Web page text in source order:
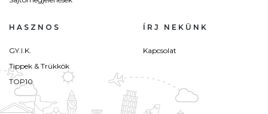
HASZNOS
GY.I.K.
Tippek & Trükkök
TOP10
ÍRJ NEKÜNK
Kapcsolat